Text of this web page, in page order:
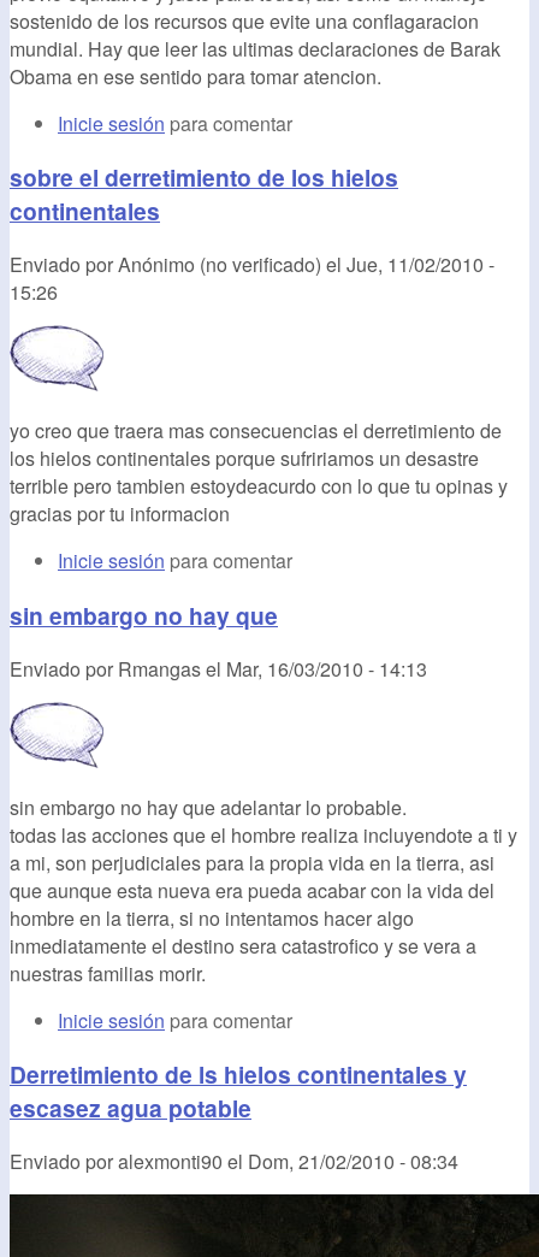
sostenido de los recursos que evite una conflagaracion
mundial. Hay que leer las ultimas declaraciones de Barak
Obama en ese sentido para tomar atencion.
Inicie sesión para comentar
sobre el derretimiento de los hielos
continentales
Enviado porAnónimo (no verificado) el Jue, 11/02/2010 -
15:26
yo creo que traera mas consecuencias el derretimiento de
los hielos continentales porque sufririamos un desastre
terrible pero tambien estoydeacurdo con lo que tu opinas y
gracias por tu informacion
Inicie sesión para comentar
sin embargo no hay que
Enviado por Rmangasel Mar, 16/03/2010 - 14:13
sin embargo no hay que adelantar lo probable.
todas las acciones que el hombre realiza incluyendote a ti y
a mi, son perjudiciales para la propia vida en la tierra, asi
que aunque esta nueva era pueda acabar con la vida del
hombre en la tierra, si no intentamos hacer algo
inmediatamente el destino sera catastrofico y se vera a
nuestras familias morir.
Inicie sesión para comentar
Derretimiento de ls hielos continentales y
escasez agua potable
Enviado poralexmonti90 el Dom, 21/02/2010 - 08:34